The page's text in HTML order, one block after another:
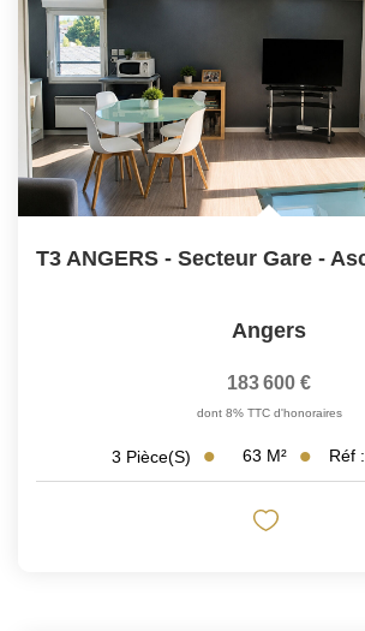
Angers
183 600 €
dont 8% TTC d'honoraires
3 Pièce(s) 63 M² Réf :